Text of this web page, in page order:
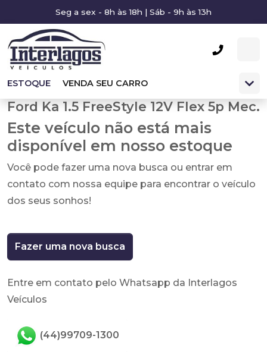
Seg a sex - 8h às 18h | Sáb - 9h às 13h
ESTOQUE VENDA SEU CARRO
Ford Ka 1.5 FreeStyle 12V Flex 5p Mec.
Este veículo não está mais
disponível em nosso estoque
Você pode fazer uma nova busca ou entrar em
contato com nossa equipe para encontrar o veículo
dos seus sonhos!
Fazer uma nova busca
Entre em contato pelo Whatsapp da Interlagos
Veículos
(44)99709-1300